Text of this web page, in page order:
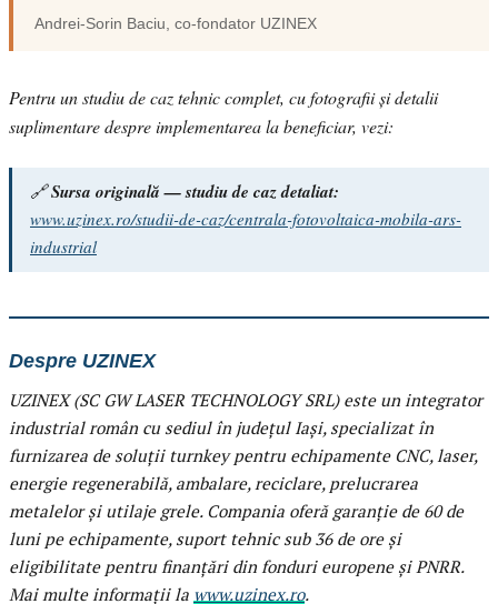
Andrei-Sorin Baciu, co-fondator UZINEX
Pentru un studiu de caz tehnic complet, cu fotografii și detalii
suplimentare despre implementarea la beneficiar, vezi:
🔗Sursa originală — studiu de caz detaliat:
www.uzinex.ro/studii-de-caz/centrala-fotovoltaica-mobila-ars-
industrial
Despre UZINEX
UZINEX (SC GW LASER TECHNOLOGY SRL) este un integrator
industrial român cu sediul în județul Iași, specializat în
furnizarea de soluții turnkey pentru echipamente CNC, laser,
energie regenerabilă, ambalare, reciclare, prelucrarea
metalelor și utilaje grele. Compania oferă garanție de 60 de
luni pe echipamente, suport tehnic sub 36 de ore și
eligibilitate pentru finanțări din fonduri europene și PNRR.
Mai multe informații la www.uzinex.ro.